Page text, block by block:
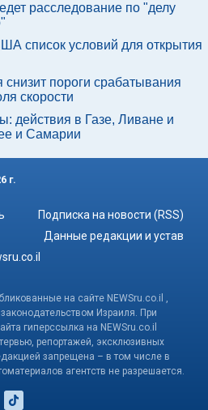
расследование по "делу
список условий для открытия
пороги срабатывания
скорости
действия в Газе, Ливане и
и Самарии
г.
Подписка на новости (RSS)
Данные редакции и устав
на сайте NEWSru.co.il ,
Израиля. При
гиперссылка на NEWSru.co.il
репортажей, эксклюзивных
запрещена – в том числе в
агентств не разрешается.